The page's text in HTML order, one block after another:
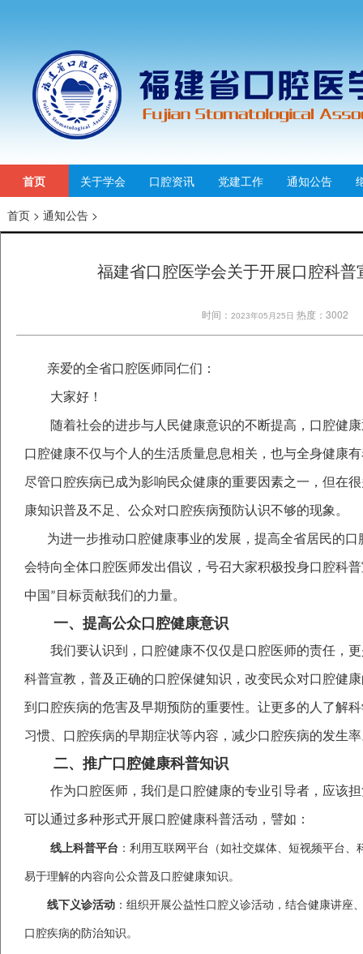
首页 关于学会 口腔资讯 党建工作 通知公告
首页 > 通知公告 >
福建省口腔医学会关于开展口腔科普
时间：2023年05月25日 热度：3002
亲爱的全省口腔医师同仁们：
大家好！
随着社会的进步与人民健康意识的不断提高，口腔健
口腔健康不仅与个人的生活质量息息相关，也与全身健康
尽管口腔疾病已成为影响民众健康的重要因素之一，但在
康知识普及不足、公众对口腔疾病预防认识不够的现象。
为进一步推动口腔健康事业的发展，提高全省居民的
会特向全体口腔医师发出倡议，号召大家积极投身口腔科
中国 ” 目标贡献我们的力量。
一、提高公众口腔健康意识
我们要认识到，口腔健康不仅仅是口腔医师的责任，
科普宣教，普及正确的口腔保健知识，改变民众对口腔健
到口腔疾病的危害及早期预防的重要性。让更多的人了解
习惯、口腔疾病的早期症状等内容，减少口腔疾病的发生
二、推广口腔健康科普知识
作为口腔医师，我们是口腔健康的专业引导者，应该
可以通过多种形式开展口腔健康科普活动，譬如：
线上科普平台 ：利用互联网平台（如社交媒体、短视频平台
易于理解的内容向公众普及口腔健康知识。
线下义诊活动 ：组织开展公益性口腔义诊活动，结合健康讲座
口腔疾病的防治知识。